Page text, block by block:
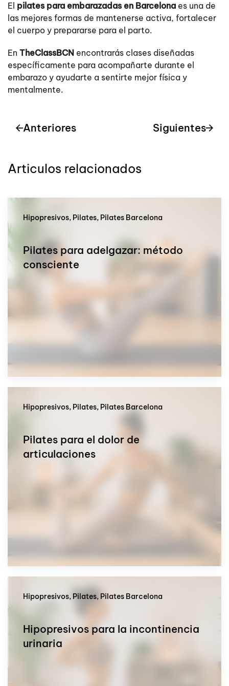
El pilates para embarazadas en Barcelona es una de
las mejores formas de mantenerse activa, fortalecer
el cuerpo y prepararse para el parto.
En TheClassBCN encontrarás clases diseñadas
específicamente para acompañarte durante el
embarazo y ayudarte a sentirte mejor física y
mentalmente.
Anteriores Siguientes
Articulos relacionados
Hipopresivos, Pilates, Pilates Barcelona
Pilates para adelgazar: método
consciente
Hipopresivos, Pilates, Pilates Barcelona
Pilates para el dolor de
articulaciones
Hipopresivos, Pilates, Pilates Barcelona
Hipopresivos para la incontinencia
urinaria